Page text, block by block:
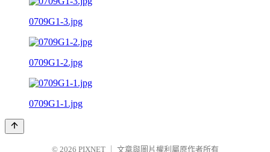
0709G1-3.jpg
0709G1-2.jpg
0709G1-1.jpg
© 2026 PIXNET 文章與圖片權利屬原作者所有